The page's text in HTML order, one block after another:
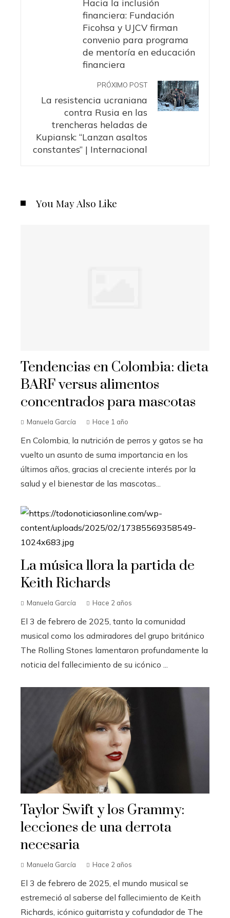
Hacia la inclusión
financiera: Fundación
Ficohsa y UJCV firman
convenio para programa
de mentoría en educación
financiera
PRÓXIMO POST
La resistencia ucraniana
contra Rusia en las
trencheras heladas de
Kupiansk: “Lanzan asaltos
constantes” | Internacional
You May Also Like
Tendencias en Colombia: dieta
BARF versus alimentos
concentrados para mascotas
Manuela García Hace 1 año
En Colombia, la nutrición de perros y gatos se ha
vuelto un asunto de suma importancia en los
últimos años, gracias al creciente interés por la
salud y el bienestar de las mascotas...
La música llora la partida de
Keith Richards
Manuela García Hace 2 años
El 3 de febrero de 2025, tanto la comunidad
musical como los admiradores del grupo británico
The Rolling Stones lamentaron profundamente la
noticia del fallecimiento de su icónico ...
Taylor Swift y los Grammy:
lecciones de una derrota
necesaria
Manuela García Hace 2 años
El 3 de febrero de 2025, el mundo musical se
estremeció al saberse del fallecimiento de Keith
Richards, icónico guitarrista y cofundador de The